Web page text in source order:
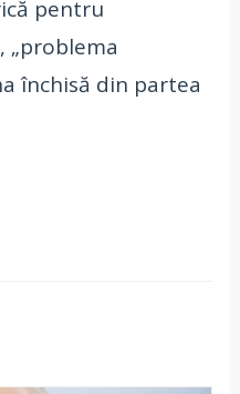
pentru
„problema
închisă din partea